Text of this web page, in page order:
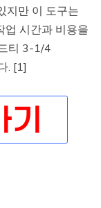
지만 이 도구는
업 시간과 비용을
티 3-1/4
. [1]